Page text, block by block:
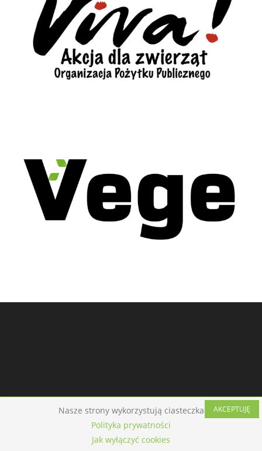
Polityka prywatności Kontakt
Wszelkie prawa zastrzeżone 2026 - Veganbanda.pl
Nasze strony wykorzystują ciasteczka
Polityka prywatności
Jak wyłączyć cookies
AKCEPTUJĘ
Sklep Veganbanda